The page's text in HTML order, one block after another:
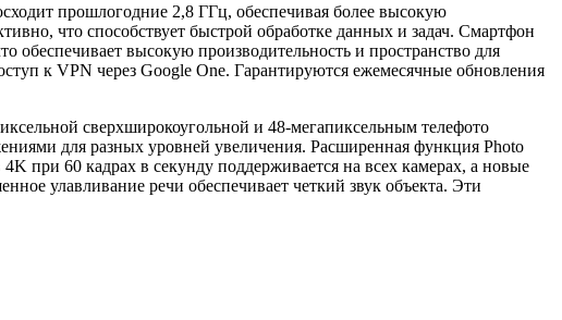
прошлогодние 2,8 ГГц, обеспечивая более высокую
что способствует быстрой обработке данных и задач. Смартфон
высокую производительность и пространство для
к VPN через Google One. Гарантируются ежемесячные обновления
сверхширокоугольной и 48-мегапиксельным телефото
для разных уровней увеличения. Расширенная функция Photo
при 60 кадрах в секунду поддерживается на всех камерах, а новые
улавливание речи обеспечивает четкий звук объекта. Эти